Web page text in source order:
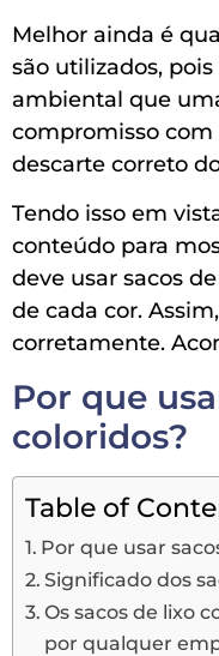
Melhor ainda é
são utilizados,
ambiental que
compromisso com
descarte correto
Tendo isso em
conteúdo para
deve usar sacos
de cada cor.
corretamente.
Por que
coloridos?
Table of
Por que usar
Significado dos
Os sacos de lixo
por qualquer